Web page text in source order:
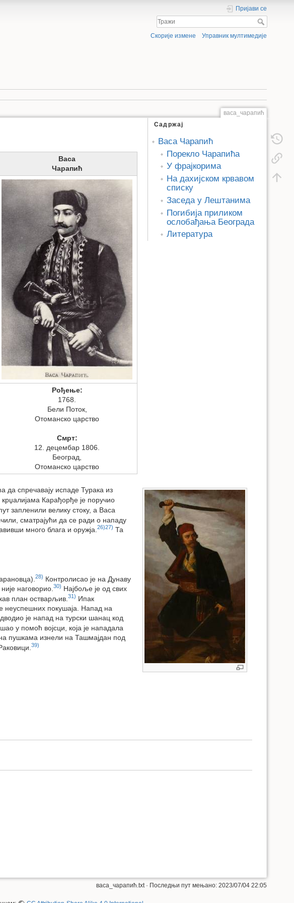
Пријави се
Скорије измене Управник мултимедије
васа_чарапић
Садржај
Васа Чарапић
Порекло Чарапића
У фрајкорима
На дахијском крвавом
списку
Заседа у Лештанима
Погибија приликом
ослобађања Београда
Литература
Васа
Чарапић
Рођење:
1768.
Бели Поток,
Отоманско царство
Смрт:
12. децембар 1806.
Београд,
Отоманско царство
да спречавају испаде Турака из
Карађорђе је поручио
запленили велику стоку, а Васа
сматрајући да се ради о нападу
много блага и оружја. 26)27) Та
28) Контролисао је на Дунаву
наговорио. 30) Најбоље је од свих
план остварљив. 31) Ипак
неуспешних покушаја. Напад на
је напад на турски шанац код
у помоћ војсци, која је нападала
пушкама изнели на Ташмајдан под
39)
васа_чарапић.txt · Последњи пут мењано: 2023/07/04 22:05